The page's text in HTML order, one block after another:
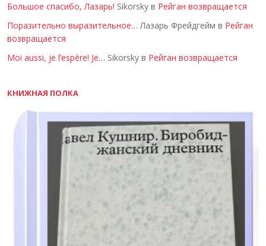
Большое спасибо, Лазарь! Sikorsky в Рейган возвращается
Поразительно выразительное… Лазарь Фрейдгейм в Рейган
возвращается
Moi aussi, je l’espère! Je… Sikorsky в Рейган возвращается
КНИЖНАЯ ПОЛКА